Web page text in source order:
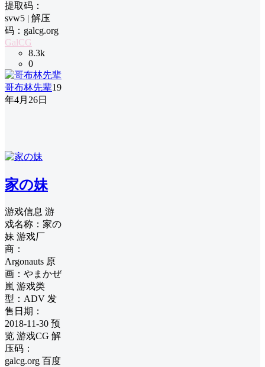
提取码：
svw5 | 解压
码：galcg.org
GalCG
8.3k
0
哥布林先辈19
年4月26日
家の妹
游戏信息 游
戏名称：家の
妹 游戏厂
商：
Argonauts 原
画：やまかぜ
嵐 游戏类
型：ADV 发
售日期：
2018-11-30 预
览 游戏CG 解
压码：
galcg.org 百度